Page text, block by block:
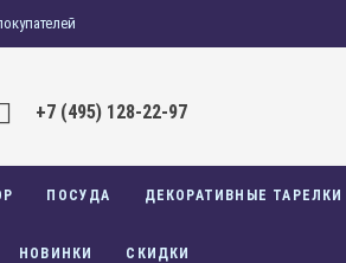
+7 (495) 128-22-97
ПОСУДА ДЕКОРАТИВНЫЕ ТАРЕЛКИ
НОВИНКИ СКИДКИ